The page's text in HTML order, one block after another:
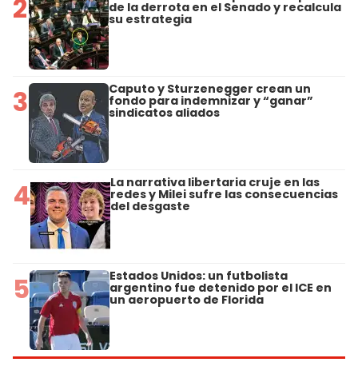
2 de la derrota en el Senado y recalcula
su estrategia
3 Caputo y Sturzenegger crean un
fondo para indemnizar y “ganar”
sindicatos aliados
4 La narrativa libertaria cruje en las
redes y Milei sufre las consecuencias
del desgaste
5 Estados Unidos: un futbolista
argentino fue detenido por el ICE en
un aeropuerto de Florida